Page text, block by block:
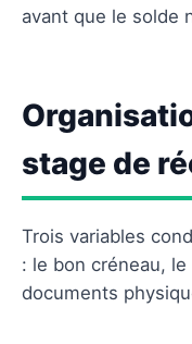
avant que le solde
stage de
Trois variables
: le bon créneau,
documents